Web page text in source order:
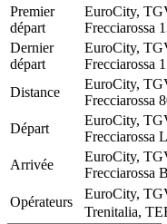
Premier
départ
EuroCity,
Frecciarossa
Dernier
départ
EuroCity,
Frecciarossa
Distance
EuroCity,
Frecciarossa
Départ
EuroCity,
Frecciarossa
Arrivée
EuroCity,
Frecciarossa
Opérateurs
EuroCity,
Trenitalia,